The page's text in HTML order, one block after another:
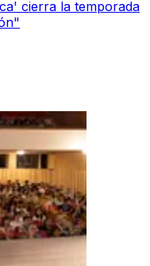
cierra la temporada